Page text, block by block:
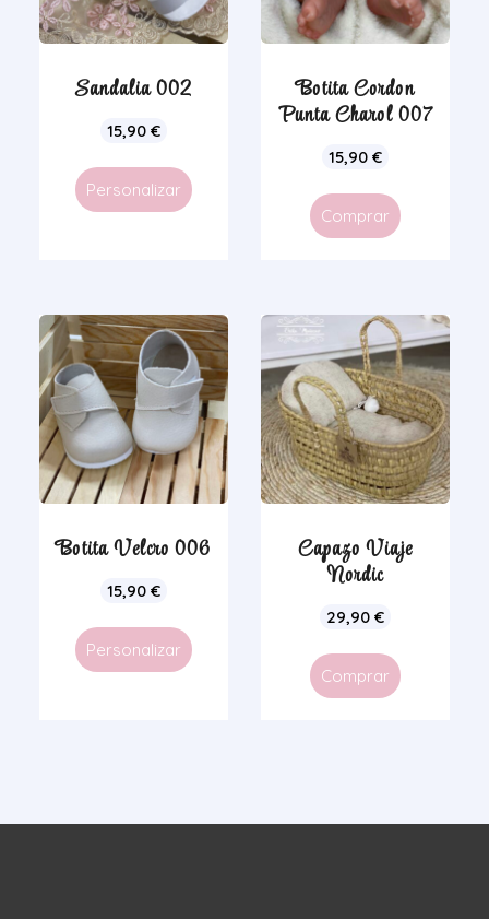
Sandalia 002
15,90 €
Personalizar
Botita Cordon
Punta Charol 007
15,90€
Comprar
Botita Velcro 006
15,90 €
Personalizar
Capazo Viaje
Nordic
29,90€
Comprar